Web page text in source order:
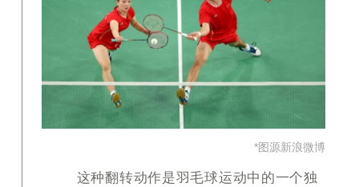
*图源新浪微博
这种翻转动作是羽毛球运动中的一个独